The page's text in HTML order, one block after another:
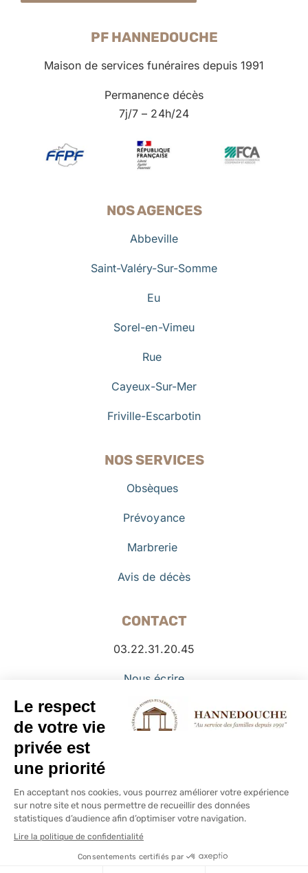
PF HANNEDOUCHE
Maison de services funéraires depuis 1991
Permanence décès
7j/7 – 24h/24
NOS AGENCES
Abbeville
Saint-Valéry-Sur-Somme
Eu
Sorel-en-Vimeu
Rue
Cayeux-Sur-Mer
Friville-Escarbotin
NOS SERVICES
Obsèques
Prévoyance
Marbrerie
Avis de décès
CONTACT
03.22.31.20.45
Nous écrire
© Copyright PFHANNEDOUCHE -2026 -Mentions légales
Politique de cookies
Personnaliser
Google